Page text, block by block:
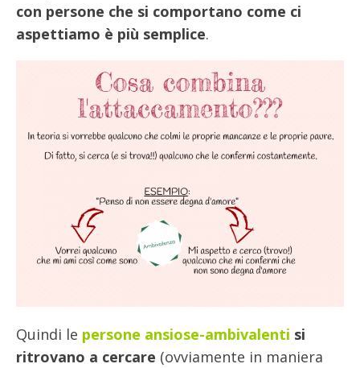
con persone che si comportano come ci
aspettiamo è più semplice.
Quindi le persone ansiose-ambivalenti si
ritrovano a cercare (ovviamente in maniera